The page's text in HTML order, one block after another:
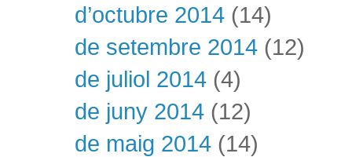
d’octubre 2014 (14)
de setembre 2014 (12)
de juliol 2014 (4)
de juny 2014 (12)
de maig 2014 (14)